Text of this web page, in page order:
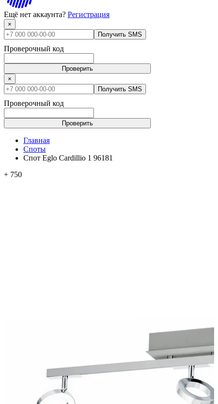
Ещё нет аккаунта? Регистрация
×
Получить SMS
Проверочный код
Проверить
×
Получить SMS
Проверочный код
Проверить
Главная
Споты
Спот Eglo Cardillio 1 96181
+ 750